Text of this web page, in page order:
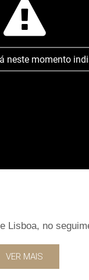
neste momento
Lisboa, no
VER MAIS